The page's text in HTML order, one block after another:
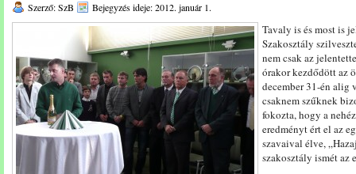
Szerző: SzB Bejegyzés ideje: 2012. január 1.
Tavaly is és most is
Szakosztály
nem csak az
órakor kezdődött az
december 31-én alig
csaknem szűknek
fokozta, hogy a
eredményt ért el az
szavaival élve,
szakosztály ismét az